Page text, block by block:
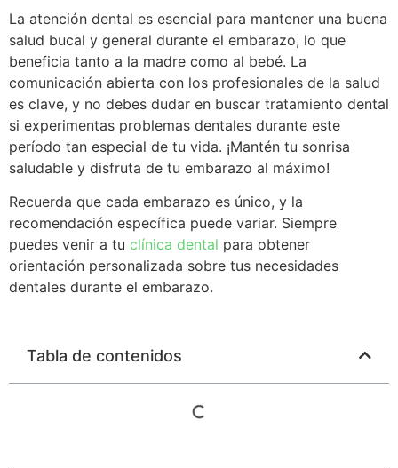
La atención dental es esencial para mantener una buena
salud bucal y general durante el embarazo, lo que
beneficia tanto a la madre como al bebé. La
comunicación abierta con los profesionales de la salud
es clave, y no debes dudar en buscar tratamiento dental
si experimentas problemas dentales durante este
período tan especial de tu vida. ¡Mantén tu sonrisa
saludable y disfruta de tu embarazo al máximo!
Recuerda que cada embarazo es único, y la
recomendación específica puede variar. Siempre
puedes venir a tu clínica dental para obtener
orientación personalizada sobre tus necesidades
dentales durante el embarazo.
Tabla de contenidos